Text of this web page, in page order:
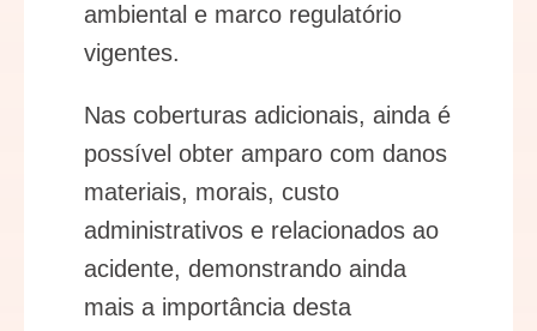
ambiental e marco regulatório
vigentes.
Nas coberturas adicionais, ainda é
possível obter amparo com danos
materiais, morais, custo
administrativos e relacionados ao
acidente, demonstrando ainda
mais a importância desta